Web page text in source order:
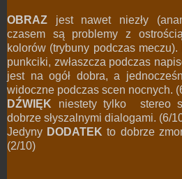
OBRAZ jest nawet niezły
czasem są problemy z
kolorów (trybuny podczas
punkciki, zwłaszcza podczas
jest na ogół dobra, a
widoczne podczas scen nocnych.
DŹWIĘK niestety tylko stereo
dobrze słyszalnymi dialogami. (6/
Jedyny DODATEK to dobrze
(2/10)